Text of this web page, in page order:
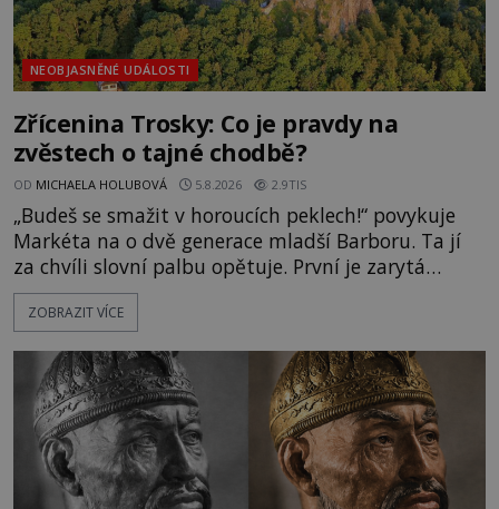
NEOBJASNĚNÉ UDÁLOSTI
Zřícenina Trosky: Co je pravdy na
zvěstech o tajné chodbě?
OD MICHAELA HOLUBOVÁ 5.8.2026 2.9TIS
„Budeš se smažit v horoucích peklech!“ povykuje
Markéta na o dvě generace mladší Barboru. Ta jí
za chvíli slovní palbu opětuje. První je zarytá
katolička, druhá přesvědčená kališnice. A každá z
nich se usídlí na jedné z věží slavného hradu
mezi vůdce protihusitského boje. Za manželku má
skutečně jistou
ZOBRAZIT VÍCE